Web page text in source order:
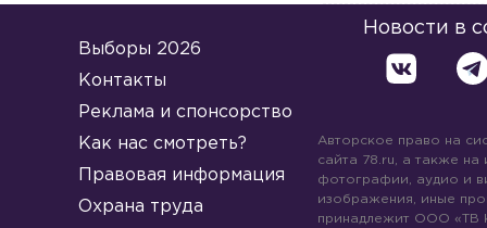
Выборы 2026
Контакты
Реклама и спонсорство
Как нас смотреть?
Правовая информация
Охрана труда
Новости в
Авторское право на
сайта 78.ru, а также на
фотографии, аудио и
изображения, иные
принадлежит ООО «ТВ